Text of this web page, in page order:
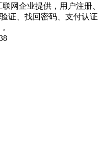
网企业提供，用户注册、
证、找回密码、支付认证